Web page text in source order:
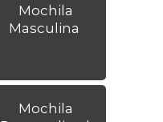
Mochila
Masculina
Mochila